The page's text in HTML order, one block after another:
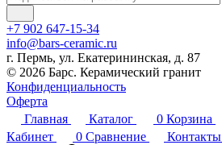
+7 902 647-15-34
info@bars-ceramic.ru
г. Пермь, ул. Екатерининская, д. 87
© 2026 Барс. Керамический гранит
Конфиденциальность
Оферта
Главная
Каталог 0 Корзина
Кабинет
0 Сравнение Контакты